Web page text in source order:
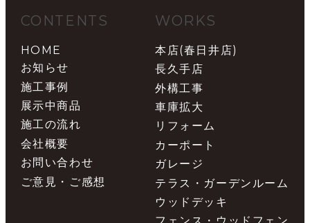
CONTENTS
HOME
お知らせ
施工事例
展示中商品
施工の流れ
会社概要
お問い合わせ
ご意見・ご感想
WORKS
本店(春日井店)
長久手店
外構工事
車庫拡大
リフォーム
カーポート
ガレージ
テラス・ガーデンルーム
ウッドデッキ